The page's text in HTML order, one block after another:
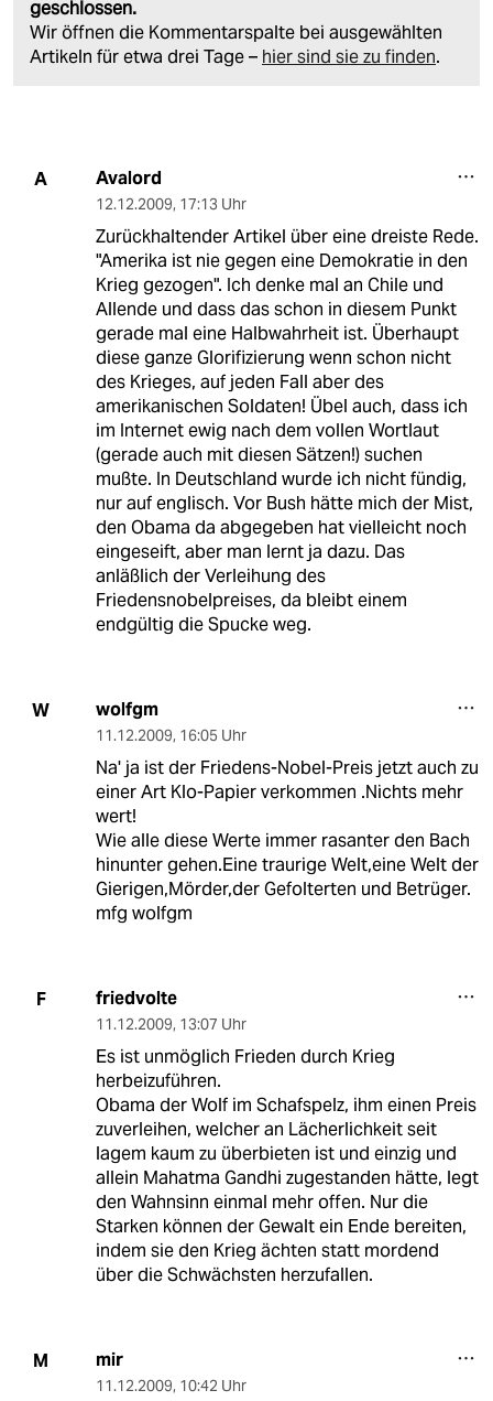
geschlossen.
Wir öffnen die Kommentarspalte bei ausgewählten
Artikeln für etwa drei Tage – hier sind sie zu finden.
A Avalord
12.12.2009, 17:13 Uhr
Zurückhaltender Artikel über eine dreiste Rede.
"Amerika ist nie gegen eine Demokratie in den
Krieg gezogen". Ich denke mal an Chile und
Allende und dass das schon in diesem Punkt
gerade mal eine Halbwahrheit ist. Überhaupt
diese ganze Glorifizierung wenn schon nicht
des Krieges, auf jeden Fall aber des
amerikanischen Soldaten! Übel auch, dass ich
im Internet ewig nach dem vollen Wortlaut
(gerade auch mit diesen Sätzen!) suchen
mußte. In Deutschland wurde ich nicht fündig,
nur auf englisch. Vor Bush hätte mich der Mist,
den Obama da abgegeben hat vielleicht noch
eingeseift, aber man lernt ja dazu. Das
anläßlich der Verleihung des
Friedensnobelpreises, da bleibt einem
endgültig die Spucke weg.
W wolfgm
11.12.2009, 16:05 Uhr
Na' ja ist der Friedens-Nobel-Preis jetzt auch zu
einer Art Klo-Papier verkommen .Nichts mehr
wert!
Wie alle diese Werte immer rasanter den Bach
hinunter gehen.Eine traurige Welt,eine Welt der
Gierigen,Mörder,der Gefolterten und Betrüger.
mfg wolfgm
F friedvolte
11.12.2009, 13:07 Uhr
Es ist unmöglich Frieden durch Krieg
herbeizuführen.
Obama der Wolf im Schafspelz, ihm einen Preis
zuverleihen, welcher an Lächerlichkeit seit
lagem kaum zu überbieten ist und einzig und
allein Mahatma Gandhi zugestanden hätte, legt
den Wahnsinn einmal mehr offen. Nur die
Starken können der Gewalt ein Ende bereiten,
indem sie den Krieg ächten statt mordend
über die Schwächsten herzufallen.
M mir
11.12.2009, 10:42 Uhr